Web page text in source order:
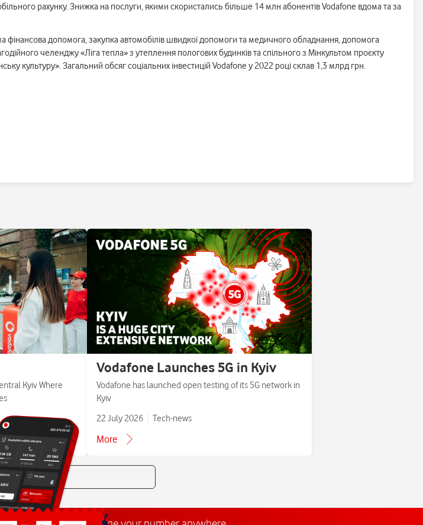
рахунку. Знижка на послуги, якими скористались більше 14 млн абонентів Vodafone вдома та за
фінансова допомога, закупка автомобілів швидкої допомоги та медичного обладнання, допомога
челенджу «Ліга тепла» з утеплення пологових будинків та спільного з Мінкультом проєкту
культуру». Загальний обсяг соціальних інвестицій Vodafone у 2022 році склав 1,3 млрд грн.
Kyiv Where
Vodafone Launches 5G in Kyiv
Vodafone has launched open testing of its 5G network in
Kyiv
22 July 2026
Tech-news
More
All news